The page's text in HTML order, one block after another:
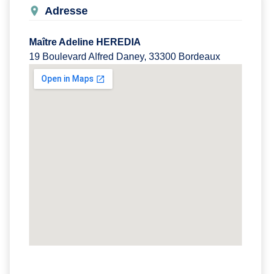
Adresse
Maître Adeline HEREDIA
19 Boulevard Alfred Daney, 33300 Bordeaux